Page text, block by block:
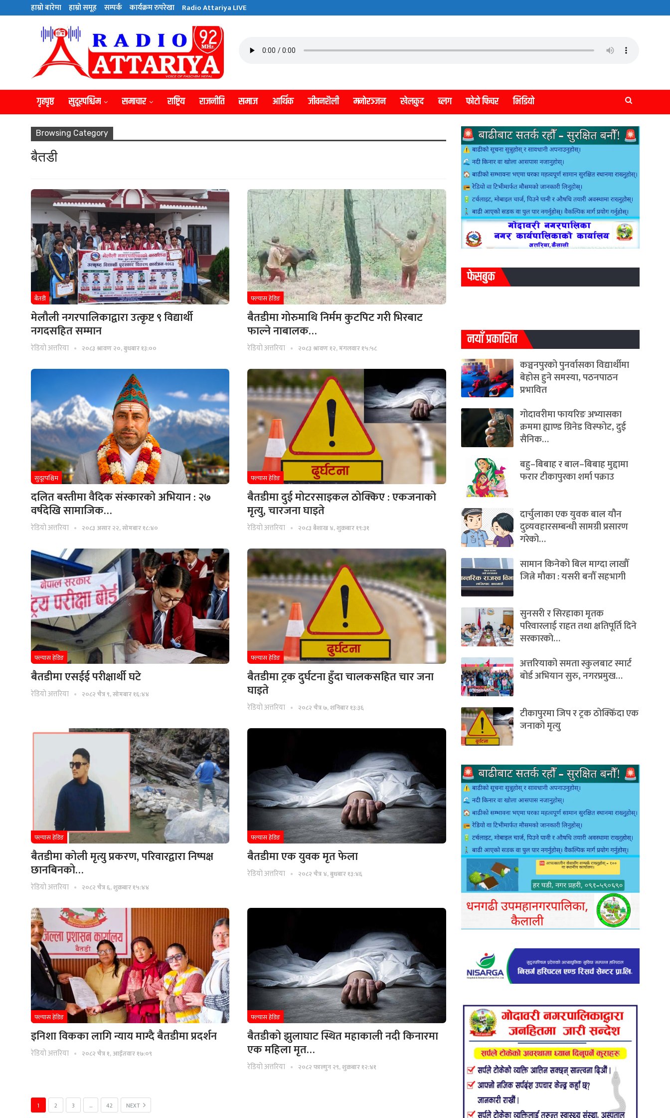
हाम्राे बारेमा हाम्राे समूह सम्पर्क कार्यक्रम रुपरेखा Radio Attariya LIVE
गृहपृष्ठ सुदूरपश्चिम समाचार राष्ट्रिय राजनीति समाज आर्थिक जीवनशैली मनाेरञ्जन खेलकुद ब्लग फोटो फिचर भिडियो
Browsing Category
बैतडी
बैतडी
मेलौली नगरपालिकाद्वारा उत्कृष्ट ९ विद्यार्थी
नगदसहित सम्मान
रेडियाे अत्तरिया २०८३ श्रावण २०, बुधबार १३:००
फ्ल्यास हेडिङ
बैतडीमा गोरुमाथि निर्मम कुटपिट गरी भिरबाट
फाल्ने नाबालक…
रेडियाे अत्तरिया २०८३ श्रावण १२, मंगलवार १५:५८
सुदूरपश्चिम
दलित बस्तीमा वैदिक संस्कारको अभियान : २७
वर्षदेखि सामाजिक…
रेडियाे अत्तरिया २०८३ असार २२, सोमबार १८:४०
फ्ल्यास हेडिङ
बैतडीमा दुई मोटरसाइकल ठोक्किए : एकजनाको
मृत्यु, चारजना घाइते
रेडियाे अत्तरिया २०८३ बैशाख ४, शुक्रबार १९:३१
फ्ल्यास हेडिङ
बैतडीमा एसईई परीक्षार्थी घटे
रेडियाे अत्तरिया २०८२ चैत्र ९, सोमबार १६:४४
फ्ल्यास हेडिङ
बैतडीमा ट्रक दुर्घटना हुँदा चालकसहित चार जना
घाइते
रेडियाे अत्तरिया २०८२ चैत्र ७, शनिबार १३:३६
फ्ल्यास हेडिङ
बैतडीमा कोली मृत्यु प्रकरण, परिवारद्वारा निष्पक्ष
छानबिनको…
रेडियाे अत्तरिया २०८२ चैत्र ६, शुक्रबार १५:४४
फ्ल्यास हेडिङ
बैतडीमा एक युवक मृत फेला
रेडियाे अत्तरिया २०८२ चैत्र ४, बुधबार १३:४६
फ्ल्यास हेडिङ
इनिशा विकका लागि न्याय माग्दै बैतडीमा प्रदर्शन
रेडियाे अत्तरिया २०८२ चैत्र १, आईतवार १७:०९
फ्ल्यास हेडिङ
बैतडीको झुलाघाट स्थित महाकाली नदी किनारमा
एक महिला मृत…
रेडियाे अत्तरिया २०८२ फाल्गुन २९, शुक्रबार १२:४१
1 2 3 … 42 NEXT
फेसबुक
नयाँ प्रकाशित
कञ्चनपुरको पुनर्वासका विद्यार्थीमा
बेहोस हुने समस्या, पठनपाठन
प्रभावित
गोदावरीमा फायरिङ अभ्यासका
क्रममा ह्याण्ड ग्रिनेड विस्फोट, दुई
सैनिक…
बहु–बिबाह र बाल–बिबाह मुद्दामा
फरार टीकापुरका शर्मा पक्राउ
दार्चुलाका एक युवक बाल यौन
दुव्र्यवहारसम्बन्धी सामग्री प्रसारण
गरेको…
सामान किनेको बिल माग्दा लाखौँ
जित्ने मौका : यसरी बनौँ सहभागी
सुनसरी र सिरहाका मृतक
परिवारलाई राहत तथा क्षतिपूर्ति दिने
सरकारकाे…
अत्तरियाको समता स्कुलबाट स्मार्ट
बोर्ड अभियान सुरु, नगरप्रमुख…
टीकापुरमा जिप र ट्रक ठोक्किँदा एक
जनाको मृत्यु